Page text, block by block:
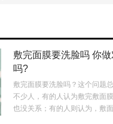
敷完面膜要洗脸吗 你
吗?
敷完面膜要洗脸吗？这个问题
不少人，有的人认为敷完敷面
也没关系；有的人则认为，敷